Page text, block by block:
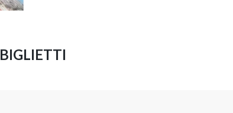
BIGLIETTI